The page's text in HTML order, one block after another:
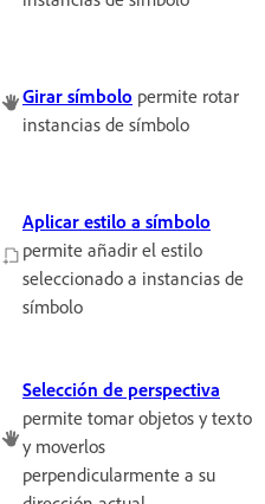
Girar símbolo permite rotar
instancias de símbolo
Aplicar estilo a símbolo
permite añadir el estilo
seleccionado a instancias de
símbolo
Selección de perspectiva
permite tomar objetos y texto
y moverlos
perpendicularmente a su